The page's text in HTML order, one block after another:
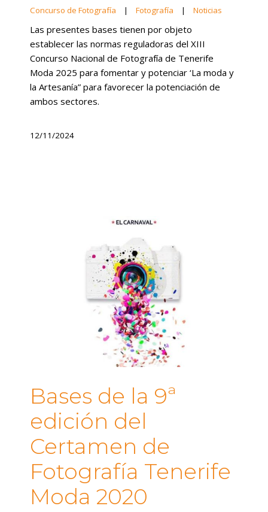
Concurso de Fotografía | Fotografía | Noticias
Las presentes bases tienen por objeto
establecer las normas reguladoras del XIII
Concurso Nacional de Fotografía de Tenerife
Moda 2025 para fomentar y potenciar ‘La moda y
la Artesanía” para favorecer la potenciación de
ambos sectores.
12/11/2024
Bases de la 9ª
edición del
Certamen de
Fotografía Tenerife
Moda 2020